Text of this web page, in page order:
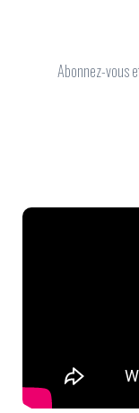
Abonnez-vous